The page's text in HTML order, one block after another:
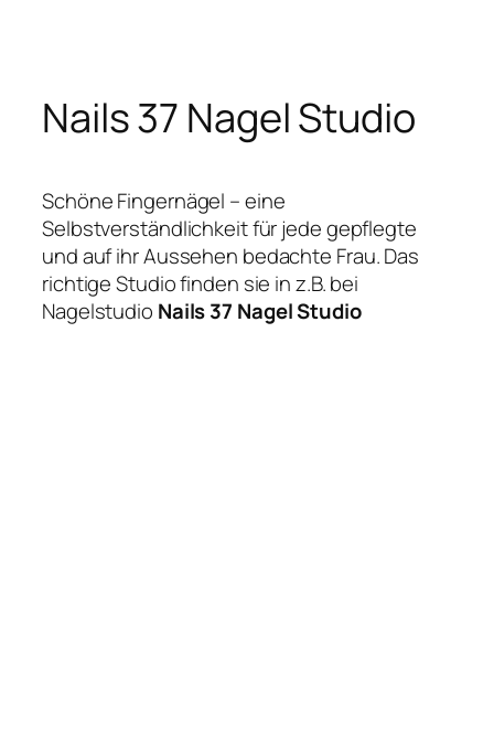
springen
Nails 37 Nagel Studio
Schöne Fingernägel – eine
Selbstverständlichkeit für jede gepflegte
und auf ihr Aussehen bedachte Frau. Das
richtige Studio finden sie in z.B. bei
Nagelstudio Nails 37 Nagel Studio